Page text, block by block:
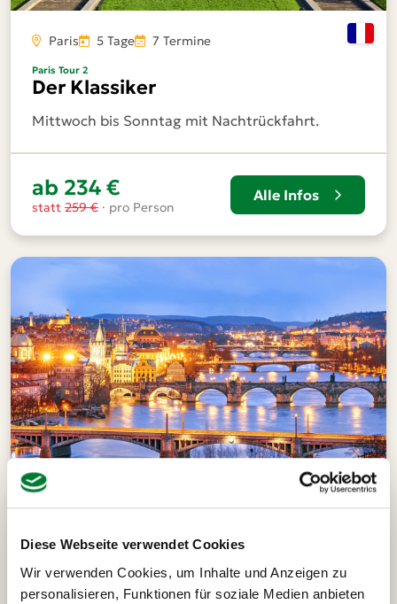
Diese Webseite verwendet Cookies
Wir verwenden Cookies, um Inhalte und Anzeigen zu
personalisieren, Funktionen für soziale Medien anbieten
Paris 5 Tage 7 Termine
Paris Tour 2
Der Klassiker
Mittwoch bis Sonntag mit Nachtrückfahrt.
ab 234 €
statt 259 € · pro Person
Alle Infos
Prag
Prag Silvester Tour 2